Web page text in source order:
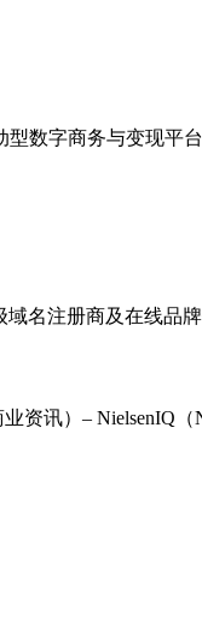
数字商务与变现平
名注册商及在线品
资讯）– NielsenIQ